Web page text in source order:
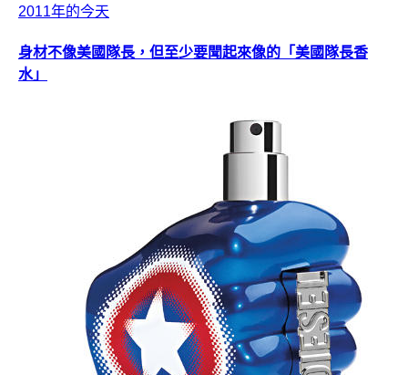
2011年的今天
身材不像美國隊長，但至少要聞起來像的「美國隊長香
水」